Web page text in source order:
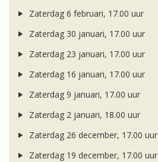
Zaterdag 6 februari, 17.00 uur
Zaterdag 30 januari, 17.00 uur
Zaterdag 23 januari, 17.00 uur
Zaterdag 16 januari, 17.00 uur
Zaterdag 9 januari, 17.00 uur
Zaterdag 2 januari, 18.00 uur
Zaterdag 26 december, 17.00 uur
Zaterdag 19 december, 17.00 uur